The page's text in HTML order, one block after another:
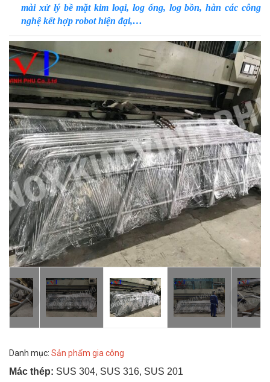
mài xử lý bề mặt kim loại, log ống, log bồn, hàn các công
nghệ kết hợp robot hiện đại,…
Danh mục: Sản phẩm gia công
Mác thép: SUS 304, SUS 316, SUS 201